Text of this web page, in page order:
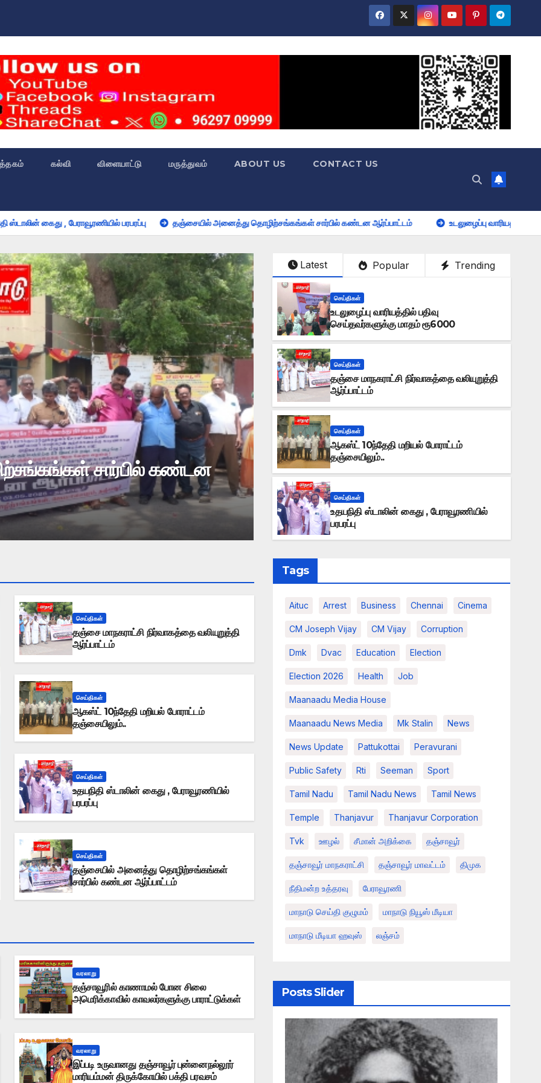
கல்வி விளையாட்டு மருத்துவம் ABOUT US CONTACT US
பரபரப்பு தஞ்சையில் அனைத்து தொழிற்சங்கங்கள் சார்பில் கண்டன ஆர்ப்பாட்டம் உடலுழைப்பு வாரியத்தில் பதிவு
செய்தவர்களுக்கு மாதம்
செய்திகள்
தஞ்சை மாநகராட்சி நிர்வாகத்தை
AUGUST 7, 2026 K.RAMKUMAR
Latest Popular Trending
செய்திகள்
உடலுழைப்பு வாரியத்தில் பதிவு
செய்தவர்களுக்கு மாதம் ரூ6000
செய்திகள்
தஞ்சை மாநகராட்சி நிர்வாகத்தை வலியுறுத்தி
ஆர்ப்பாட்டம்
செய்திகள்
ஆகஸ்ட் 10ந்தேதி மறியல் போராட்டம்
தஞ்சையிலும்..
செய்திகள்
உதயநிதி ஸ்டாலின் கைது , பேராவூரணியில்
பரபரப்பு
செய்திகள்
தஞ்சை மாநகராட்சி நிர்வாகத்தை வலியுறுத்தி
ஆர்ப்பாட்டம்
செய்திகள்
ஆகஸ்ட் 10ந்தேதி மறியல் போராட்டம்
தஞ்சையிலும்..
செய்திகள்
உதயநிதி ஸ்டாலின் கைது , பேராவூரணியில்
பரபரப்பு
செய்திகள்
தஞ்சையில் அனைத்து தொழிற்சங்கங்கள்
சார்பில் கண்டன ஆர்ப்பாட்டம்
வரலாறு
தஞ்சாவூரில் காணாமல் போன சிலை
அமெரிக்காவில் காவலர்களுக்கு பாராட்டுக்கள்
வரலாறு
இப்படி உருவானது தஞ்சாவூர் புன்னைநல்லூர்
மாரியம்மன் திருக்கோயில் பக்தி பரவசம்
Tags
Aituc Arrest Business Chennai Cinema
CM Joseph Vijay CM Vijay Corruption
Dmk Dvac Education Election
Election 2026 Health Job
Maanaadu Media House
Maanaadu News Media Mk Stalin News
News Update Pattukottai Peravurani
Public Safety Rti Seeman Sport
Tamil Nadu Tamil Nadu News Tamil News
Temple Thanjavur Thanjavur Corporation
Tvk ஊழல் சீமான் அறிக்கை தஞ்சாவூர்
தஞ்சாவூர் மாநகராட்சி தஞ்சாவூர் மாவட்டம் திமுக
நீதிமன்ற உத்தரவு பேராவூரணி
மாநாடு செய்தி குழுமம் மாநாடு நியூஸ் மீடியா
மாநாடு மீடியா ஹவுஸ் லஞ்சம்
Posts Slider